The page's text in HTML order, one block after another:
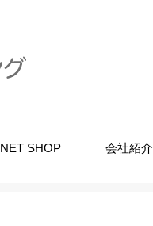
NET SHOP 会社紹介